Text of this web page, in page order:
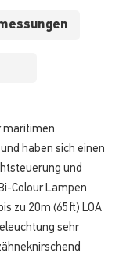
maritimen
haben sich einen
und
Colour Lampen
zu 20m (65ft) LOA
sehr